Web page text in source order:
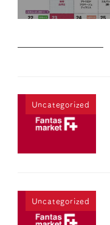
Uncategorized
Uncategorized